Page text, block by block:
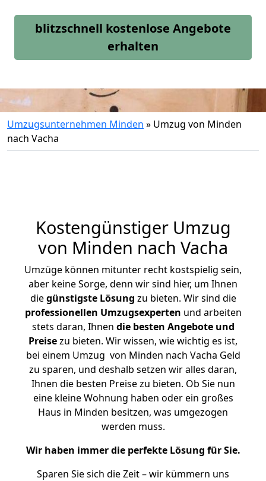
blitzschnell kostenlose Angebote
erhalten
Umzugsunternehmen Minden » Umzug von Minden
nach Vacha
Kostengünstiger Umzug
von Minden nach Vacha
Umzüge können mitunter recht kostspielig sein,
aber keine Sorge, denn wir sind hier, um Ihnen
diegünstigste Lösung zu bieten. Wir sind die
professionellen Umzugsexperten und arbeiten
stets daran, Ihnen die besten Angebote und
Preisezu bieten. Wir wissen, wie wichtig es ist,
bei einem Umzug von Minden nach Vacha Geld
zu sparen, und deshalb setzen wir alles daran,
Ihnen die besten Preise zu bieten. Ob Sie nun
eine kleine Wohnung haben oder ein großes
Haus in Minden besitzen, was umgezogen
werden muss.
Wir haben immer die perfekte Lösung für Sie.
Sparen Sie sich die Zeit – wir kümmern uns